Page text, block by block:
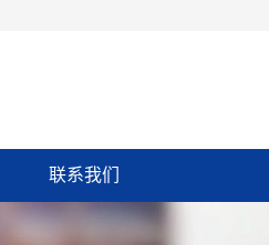
联系我们